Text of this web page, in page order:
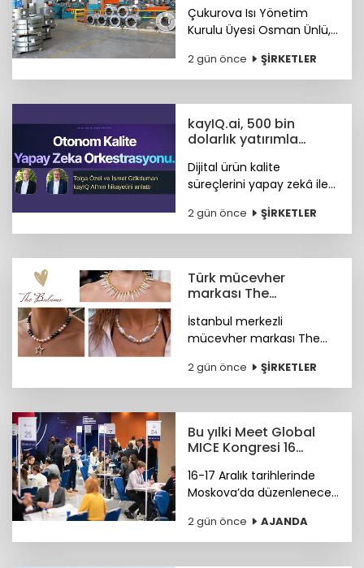
Çukurova Isı Yönetim
Kurulu Üyesi Osman Ünlü,
ETS'nin sanayinin
uluslararası pazarlardaki
belirtti.
2 gün önce ŞİRKETLER
kayIQ.ai, 500 bin
dolarlık yatırımla
Dijital ürün kalite
süreçlerini yapay zekâ ile
kayIQ.ai platformu, 500
bin dolarlık yatırımla
2 gün önce ŞİRKETLER
Türk mücevher
markası The
başarı
İstanbul merkezli
mücevher markası The
koleksiyonuyla uluslararası
bağımsız tasarım
Badger'ın marka ağına
katıldı.
2 gün önce ŞİRKETLER
Bu yılki Meet Global
MICE Kongresi 16
16-17 Aralık tarihlerinde
Moskova’da düzenlenecek
Congress (MGMC),
Türkiye’nin MICE uzmanları
2 gün önce AJANDA